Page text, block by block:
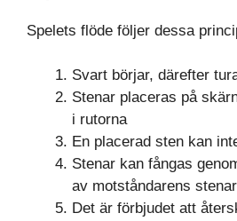
Spelets flöde följer dessa
Svart börjar, därefter
Stenar placeras på
i rutorna
En placerad sten kan
Stenar kan fångas
av motståndarens stenar
Det är förbjudet att